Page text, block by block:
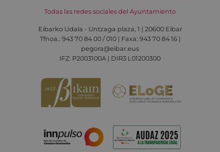
Todas las redes sociales del Ayuntamiento
Eibarko Udala - Untzaga plaza, 1 | 20600 Eibar
Tfnoa.: 943 70 84 00 / 010 | Faxa: 943 70 84 16 |
pegora@eibar.eus
IFZ: P2003100A | DIR3 L01200300